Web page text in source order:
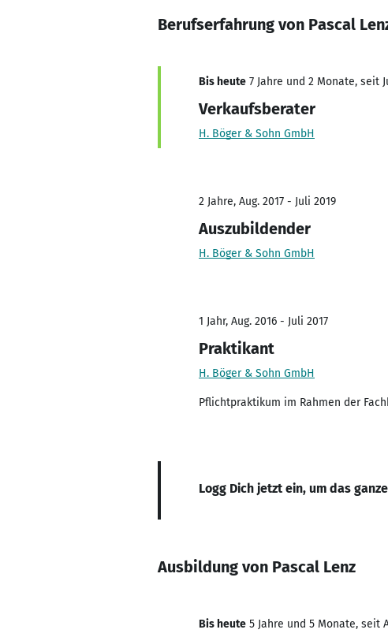
Berufserfahrung von Pascal
Bis heute 7 Jahre und 2 Monate, seit
Verkaufsberater
H. Böger & Sohn GmbH
2 Jahre, Aug. 2017 - Juli 2019
Auszubildender
H. Böger & Sohn GmbH
1 Jahr, Aug. 2016 - Juli 2017
Praktikant
H. Böger & Sohn GmbH
Pflichtpraktikum im Rahmen der
Logg Dich jetzt ein, um das
Ausbildung von Pascal Lenz
Bis heute 5 Jahre und 5 Monate, seit